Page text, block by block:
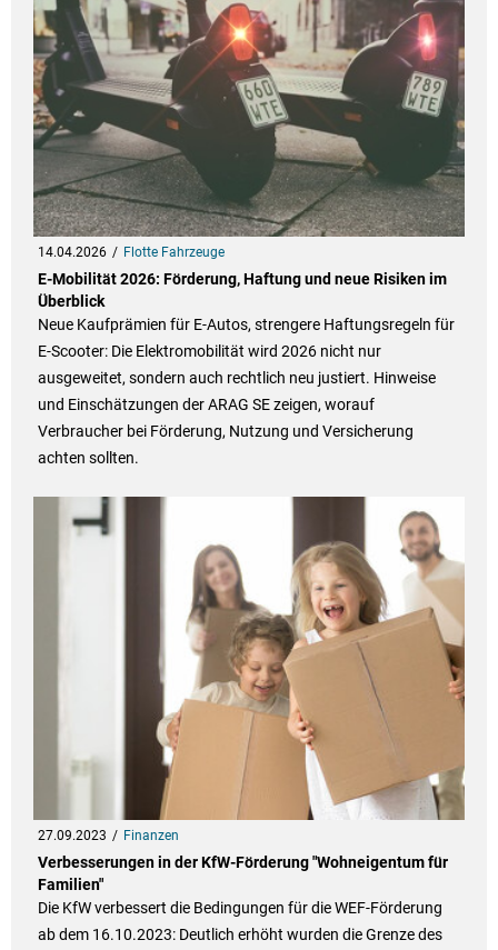
14.04.2026 Flotte Fahrzeuge
E-Mobilität 2026: Förderung, Haftung und neue Risiken im
Überblick
Neue Kaufprämien für E-Autos, strengere Haftungsregeln für
E-Scooter: Die Elektromobilität wird 2026 nicht nur
ausgeweitet, sondern auch rechtlich neu justiert. Hinweise
und Einschätzungen der ARAG SE zeigen, worauf
Verbraucher bei Förderung, Nutzung und Versicherung
achten sollten.
27.09.2023 Finanzen
Verbesserungen in der KfW-Förderung "Wohneigentum für
Familien"
Die KfW verbessert die Bedingungen für die WEF-Förderung
ab dem 16.10.2023: Deutlich erhöht wurden die Grenze des